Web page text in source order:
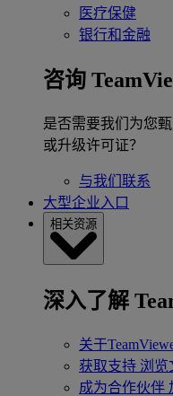
医疗保健
银行和金融
咨询
是否需要我们为您
或升级许可证？
与我们联系
大型企业入口
相关资源
深入了解
关于
获取支持 浏览
成为合作伙伴